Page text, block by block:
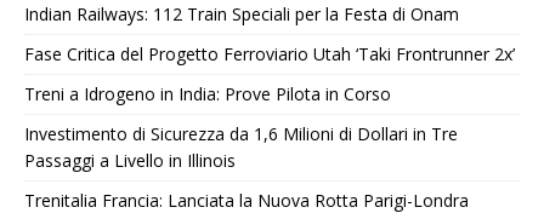
Indian Railways: 112 Train Speciali per la Festa di Onam
Fase Critica del Progetto Ferroviario Utah ‘Taki Frontrunner 2x’
Treni a Idrogeno in India: Prove Pilota in Corso
Investimento di Sicurezza da 1,6 Milioni di Dollari in Tre
Passaggi a Livello in Illinois
Trenitalia Francia: Lanciata la Nuova Rotta Parigi-Londra